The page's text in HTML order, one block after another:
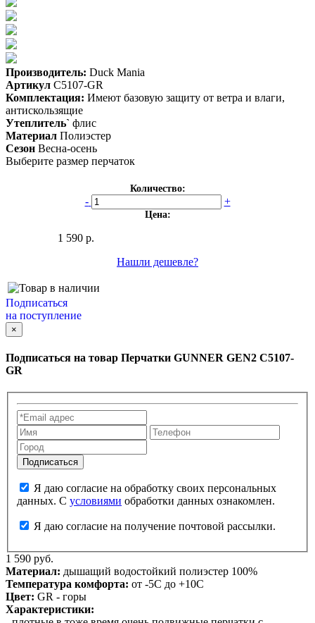
Производитель: Duck Mania
Артикул C5107-GR
Комплектация: Имеют базовую защиту от ветра и влаги,
антискользящие
Утеплитель` флис
Материал Полиэстер
Сезон Весна-осень
Выберите размер перчаток
Количество:
- +
Цена:
1 590 р.
Нашли дешевле?
Подписаться
на поступление
×
Подписаться на товар Перчатки GUNNER GEN2 C5107-
GR
данных. С условиями обработки данных ознакомлен.
Я даю согласие на получение почтовой рассылки.
1 590 руб.
Материал: дышащий водостойкий полиэстер 100%
Температура комфорта: от -5С до +10С
Цвет: GR - горы
Характеристики: